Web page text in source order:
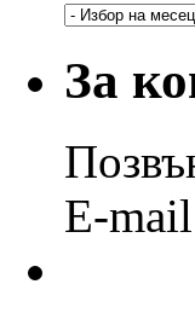
Архив
и
месеци
За
E-